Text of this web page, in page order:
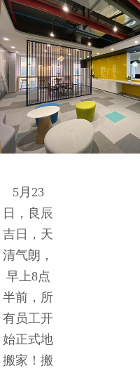
5月23
日，良辰
吉日，天
清气朗，
早上8点
半前，所
有员工开
始正式地
搬家！搬